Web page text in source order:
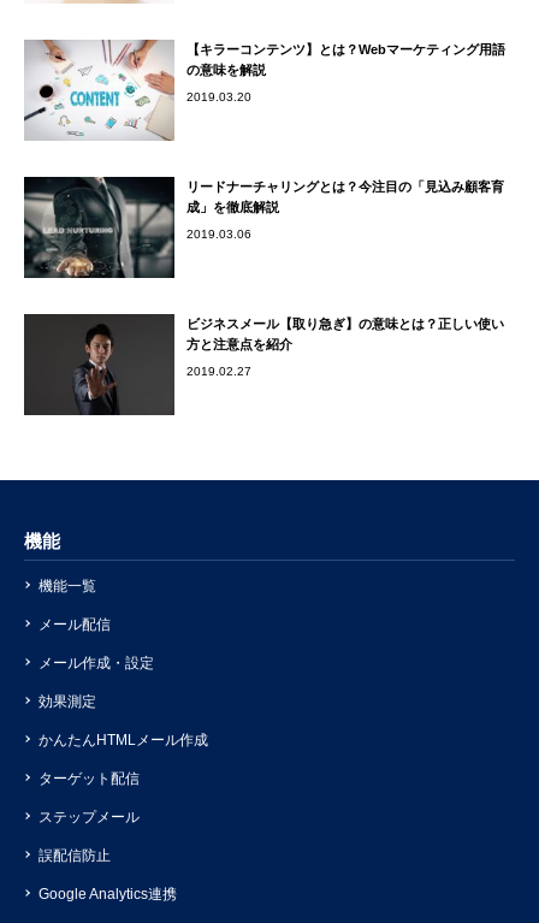
【キラーコンテンツ】とは？Webマーケティング用語
の意味を解説
2019.03.20
リードナーチャリングとは？今注目の「見込み顧客育
成」を徹底解説
2019.03.06
ビジネスメール【取り急ぎ】の意味とは？正しい使い
方と注意点を紹介
2019.02.27
機能
機能一覧
メール配信
メール作成・設定
効果測定
かんたんHTMLメール作成
ターゲット配信
ステップメール
誤配信防止
Google Analytics連携